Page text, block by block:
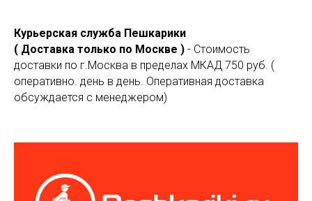
Курьерская служба Пешкарики
( Доставка только по Москве ) - Стоимость
доставки по г.Москва в пределах МКАД 750 руб. (
оперативно. день в день. Оперативная доставка
обсуждается с менеджером)